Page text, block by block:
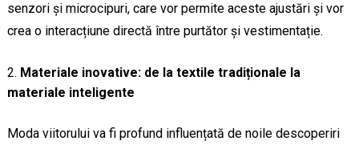
senzori și microcipuri, care vor permite aceste ajustări și vor
crea o interacțiune directă între purtător și vestimentație.
Materiale inovative: de la textile tradiționale la
materiale inteligente
Moda viitorului va fi profund influențată de noile descoperiri